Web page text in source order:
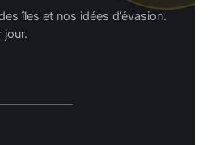
îles et nos idées d’évasion.
jour.